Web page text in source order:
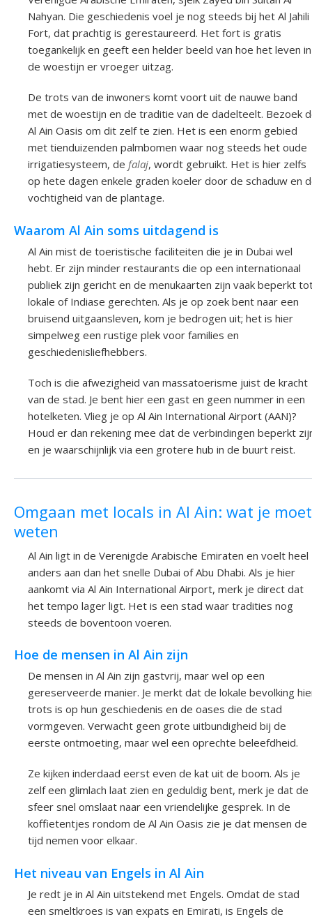
Nahyan. Die geschiedenis voel je nog steeds bij het Al Jahili
Fort, dat prachtig is gerestaureerd. Het fort is gratis
toegankelijk en geeft een helder beeld van hoe het leven in
de woestijn er vroeger uitzag.
De trots van de inwoners komt voort uit de nauwe band
met de woestijn en de traditie van de dadelteelt. Bezoek
Al Ain Oasis om dit zelf te zien. Het is een enorm gebied
met tienduizenden palmbomen waar nog steeds het oude
irrigatiesysteem, de falaj, wordt gebruikt. Het is hier zelfs
op hete dagen enkele graden koeler door de schaduw en
vochtigheid van de plantage.
Waarom Al Ain soms uitdagend is
Al Ain mist de toeristische faciliteiten die je in Dubai wel
hebt. Er zijn minder restaurants die op een internationaal
publiek zijn gericht en de menukaarten zijn vaak beperkt
lokale of Indiase gerechten. Als je op zoek bent naar een
bruisend uitgaansleven, kom je bedrogen uit; het is hier
simpelweg een rustige plek voor families en
geschiedenisliefhebbers.
Toch is die afwezigheid van massatoerisme juist de kracht
van de stad. Je bent hier een gast en geen nummer in een
hotelketen. Vlieg je op Al Ain International Airport (AAN)?
Houd er dan rekening mee dat de verbindingen beperkt
en je waarschijnlijk via een grotere hub in de buurt reist.
Omgaan met locals in Al Ain: wat je moet
weten
Al Ain ligt in de Verenigde Arabische Emiraten en voelt heel
anders aan dan het snelle Dubai of Abu Dhabi. Als je hier
aankomt via Al Ain International Airport, merk je direct dat
het tempo lager ligt. Het is een stad waar tradities nog
steeds de boventoon voeren.
Hoe de mensen in Al Ain zijn
De mensen in Al Ain zijn gastvrij, maar wel op een
gereserveerde manier. Je merkt dat de lokale bevolking
trots is op hun geschiedenis en de oases die de stad
vormgeven. Verwacht geen grote uitbundigheid bij de
eerste ontmoeting, maar wel een oprechte beleefdheid.
Ze kijken inderdaad eerst even de kat uit de boom. Als je
zelf een glimlach laat zien en geduldig bent, merk je dat de
sfeer snel omslaat naar een vriendelijke gesprek. In de
koffietentjes rondom de Al Ain Oasis zie je dat mensen de
tijd nemen voor elkaar.
Het niveau van Engels in Al Ain
Je redt je in Al Ain uitstekend met Engels. Omdat de stad
een smeltkroes is van expats en Emirati, is Engels de